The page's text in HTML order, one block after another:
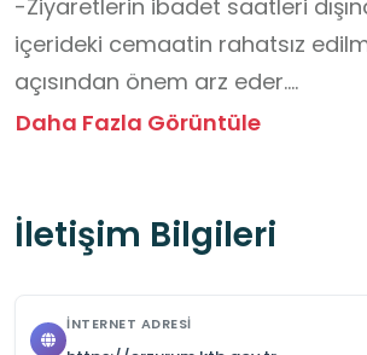
-Ziyaretlerin ibadet saatleri
içerideki cemaatin rahatsız
açısından önem arz eder.
-Camiye girişlerde ayakkabıların
gerekmektedir.
ışıkta iyi çekim yapan bir cihaz
Daha Fazla Görüntüle
İletişim Bilgileri
İNTERNET ADRESI